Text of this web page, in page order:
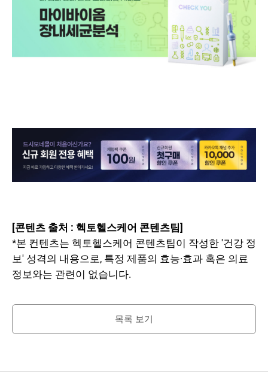
[콘텐츠 출처 : 헥토헬스케어 콘텐츠팀]
*본 컨텐츠는 헥토헬스케어 콘텐츠팀이 작성한 '건강 정
보' 성격의 내용으로, 특정 제품의 효능·효과 혹은 의료
정보와는 관련이 없습니다.
목록 보기